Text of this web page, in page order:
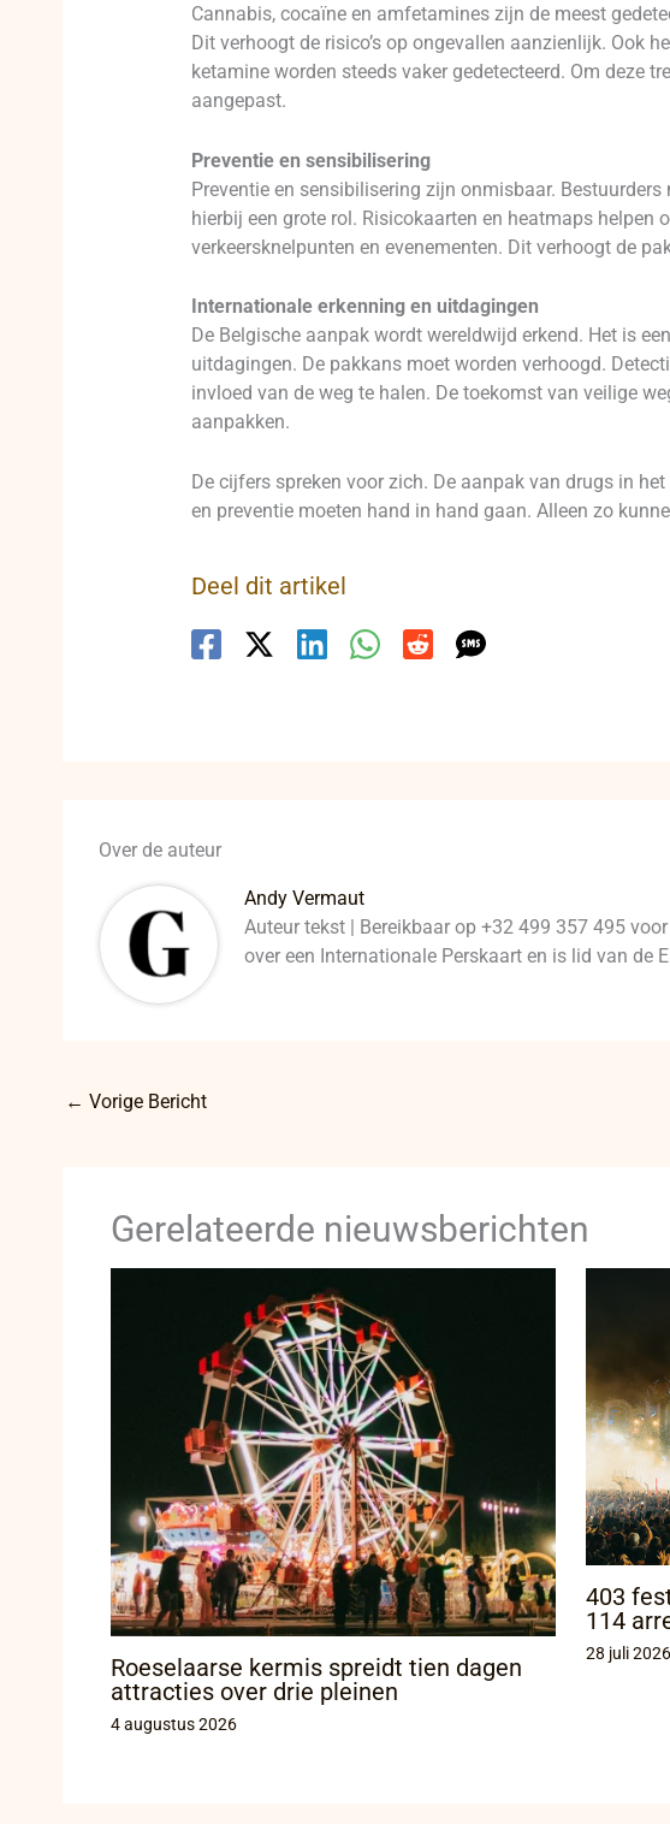
Cannabis, cocaïne en amfetamines zijn de meest
Dit verhoogt de risico’s op ongevallen aanzienlijk. Ook
ketamine worden steeds vaker gedetecteerd. Om deze
aangepast.
Preventie en sensibilisering
Preventie en sensibilisering zijn onmisbaar.
hierbij een grote rol. Risicokaarten en heatmaps
verkeersknelpunten en evenementen. Dit verhoogt de
Internationale erkenning en uitdagingen
De Belgische aanpak wordt wereldwijd erkend. Het is
uitdagingen. De pakkans moet worden verhoogd.
invloed van de weg te halen. De toekomst van veilige
aanpakken.
De cijfers spreken voor zich. De aanpak van drugs in
en preventie moeten hand in hand gaan. Alleen zo
Deel dit artikel
Over de auteur
Andy Vermaut
Auteur tekst | Bereikbaar op +32 499 357 495
over een Internationale Perskaart en is lid van de
← Vorige Bericht
Gerelateerde nieuwsberichten
Roeselaarse kermis spreidt tien dagen
attracties over drie pleinen
4 augustus 2026
403
114
28 juli 2026